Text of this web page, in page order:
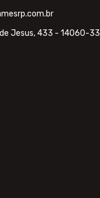
de Jesus, 433 - 14060-